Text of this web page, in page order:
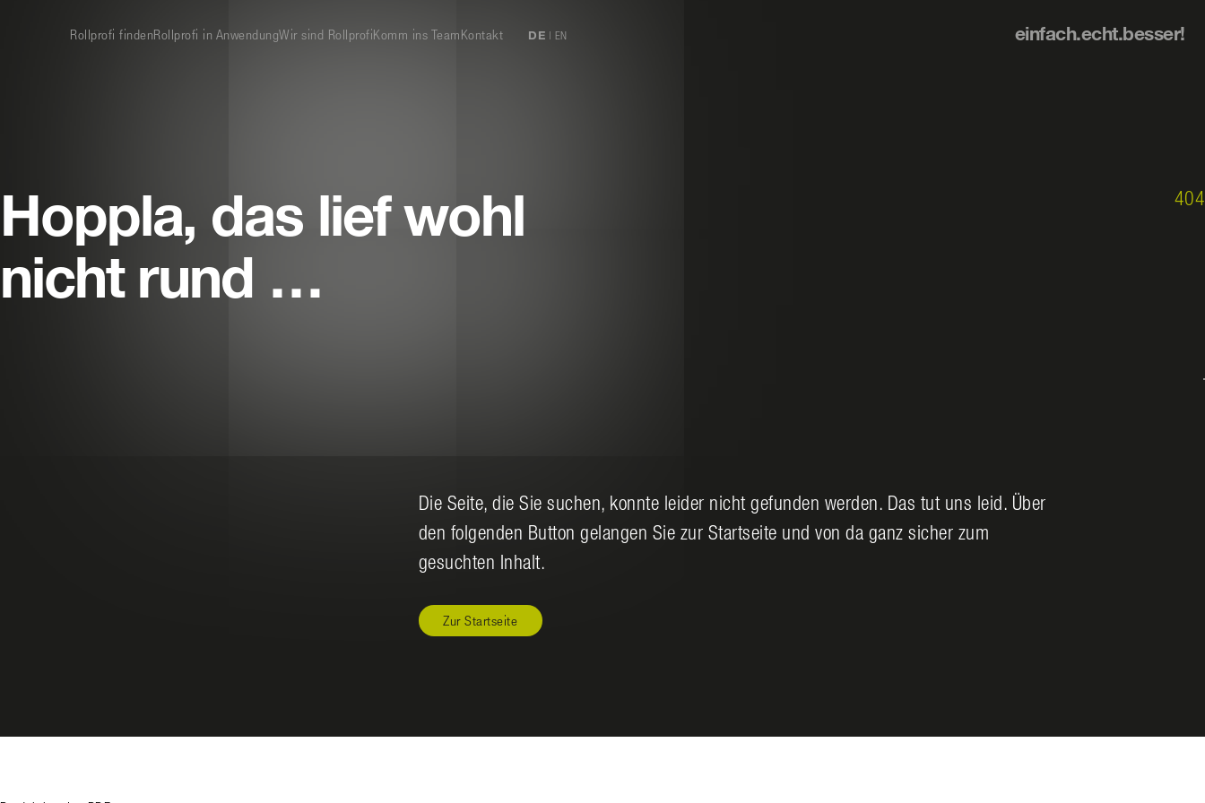
Rollprofi findenRollprofi in AnwendungWir sind RollprofiKomm ins TeamKontakt DE | EN einfach.echt.besser!
Hoppla, das lief wohl
nicht rund …
404
Die Seite, die Sie suchen, konnte leider nicht gefunden werden. Das tut uns leid. Über
den folgenden Button gelangen Sie zur Startseite und von da ganz sicher zum
gesuchten Inhalt.
Zur Startseite